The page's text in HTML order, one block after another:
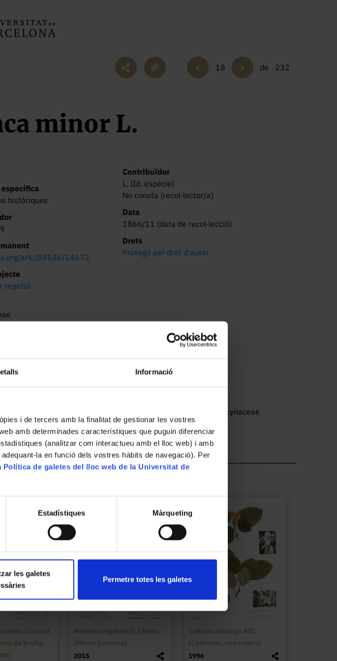
Informació
i de tercers amb la finalitat de gestionar les vostres
amb determinades característiques que puguin diferenciar
(analitzar com interactueu amb el lloc web) i amb
la en funció dels vostres hàbits de navegació). Per
Política de galetes del lloc web de la Universitat de
Estadístiques Màrqueting
les galetes
Permetre totes les galetes
18 de 232
minor L.
específica
històriques
ark:/88586/14672
vegetal
Contribuïdor
L. (Id. espècie)
No consta (recol·lector/a)
Data
1866/11 (data de recol·lecció)
Drets
Protegit per dret d'autor
Plantae // Tracheophyta // Magnoliopsida // Gentianales // Apocynaceae
una huerta
(Gouan)
de brolla,
Mentha longifolia (L.) Huds.
(Menta boscana)
2015
Cydonia oblonga Mill.
(Codonyer, codonyera)
1996